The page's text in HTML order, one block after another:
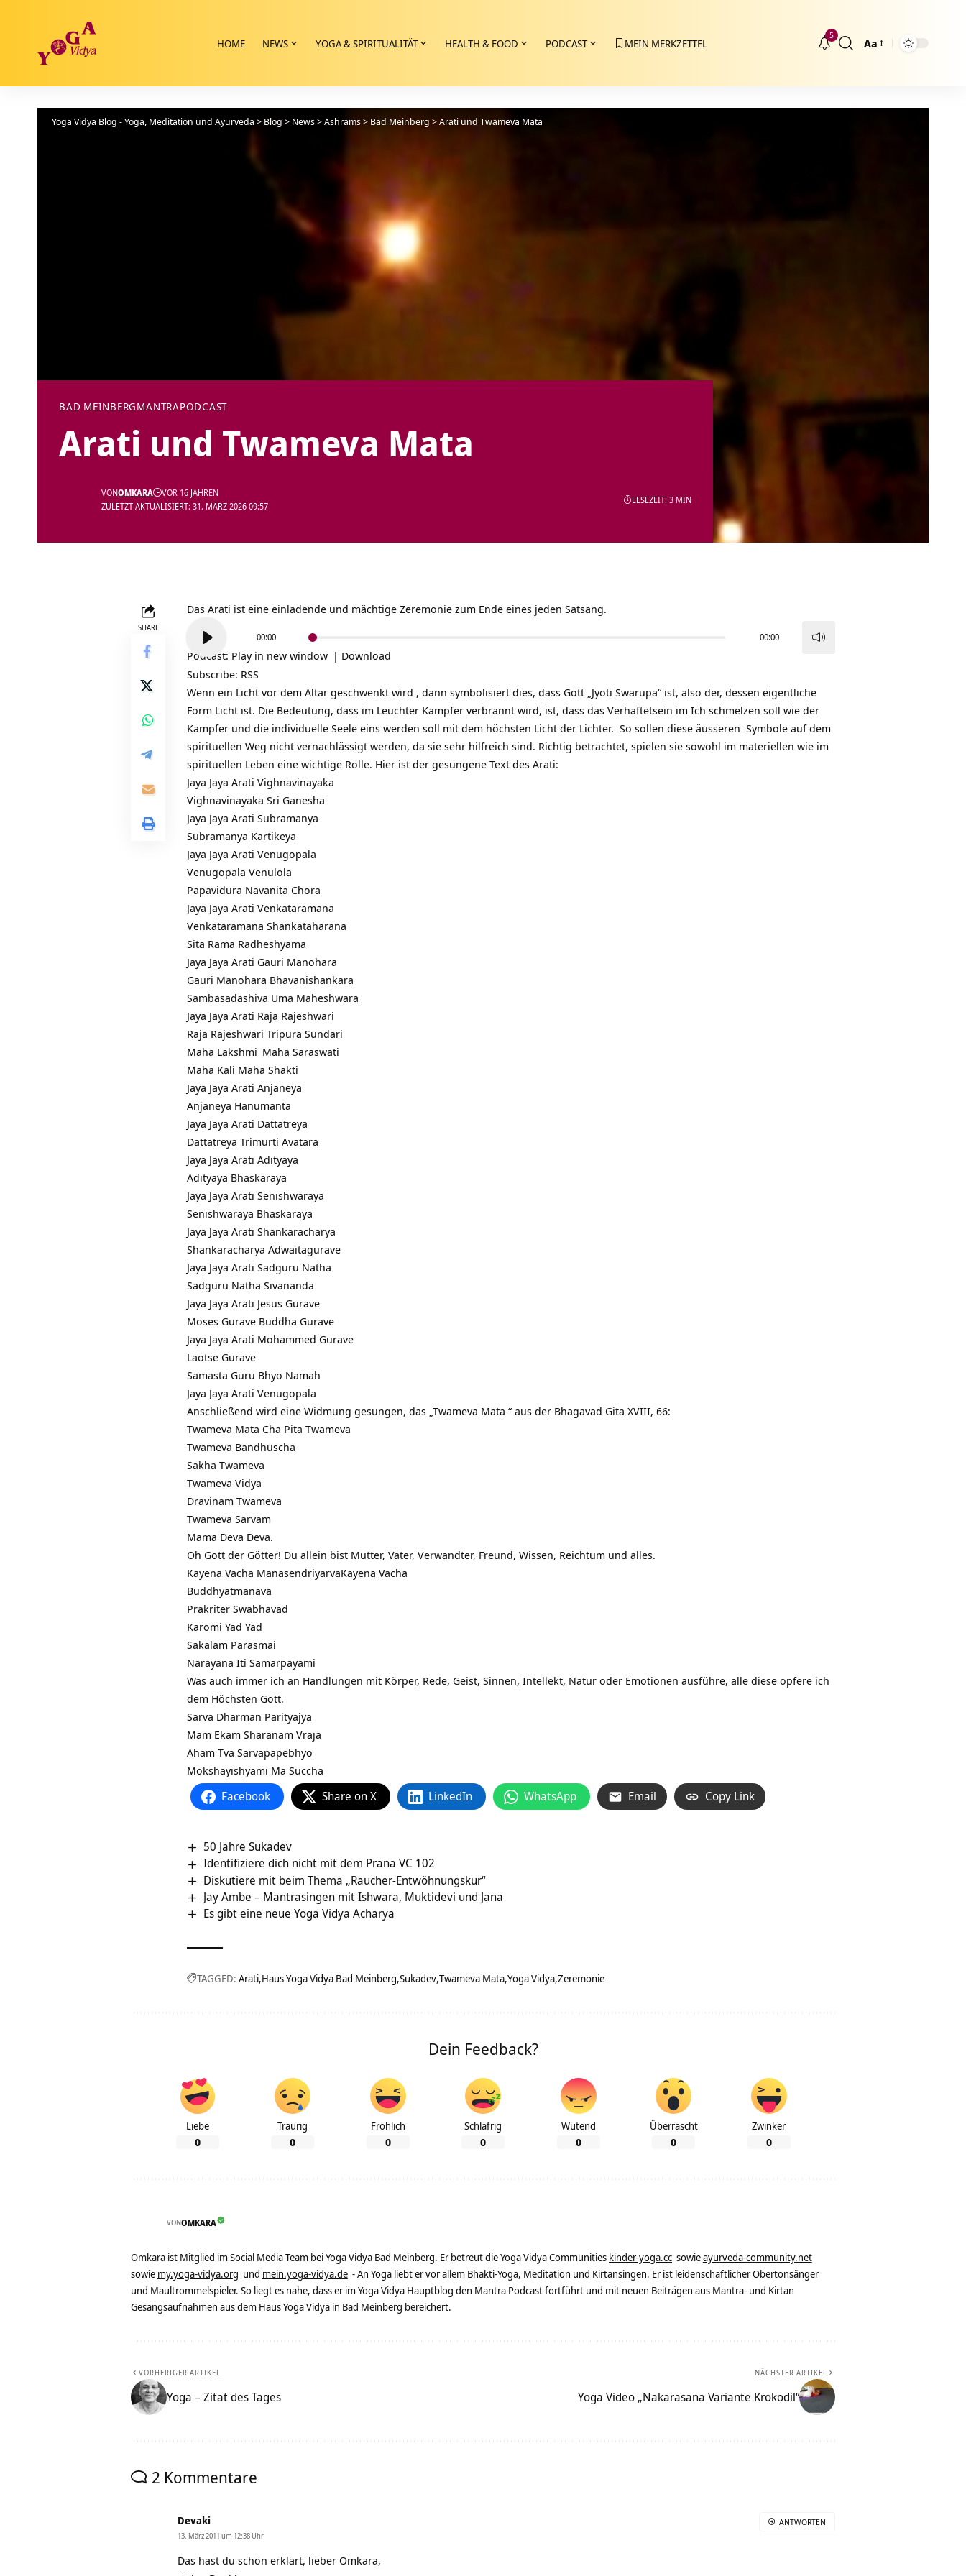
HOME NEWS YOGA & SPIRITUALITÄT HEALTH & FOOD PODCAST MEIN MERKZETTEL
5
Größenänderung
Aa
Yoga Vidya Blog - Yoga, Meditation und Ayurveda > Blog > News>Ashrams> Bad Meinberg >Arati und Twameva Mata
BAD MEINBERGMANTRAPODCAST
Arati und Twameva Mata
ZULETZT AKTUALISIERT: 31. MÄRZ 2026 09:57
VONOMKARA VOR 16 JAHREN
LESEZEIT: 3 MIN
SHARE
Das Arati ist eine einladende und mächtige Zeremonie zum Ende eines jeden Satsang.
Player
00:00 00:00
Podcast: Play in new window | Download
Subscribe: RSS
Wenn ein Licht vor dem Altar geschwenkt wird , dann symbolisiert dies, dass Gott „Jyoti Swarupa“ ist, also der, dessen eigentliche
Form Licht ist. Die Bedeutung, dass im Leuchter Kampfer verbrannt wird, ist, dass das Verhaftetsein im Ich schmelzen soll wie der
Kampfer und die individuelle Seele eins werden soll mit dem höchsten Licht der Lichter. So sollen diese äusseren Symbole auf dem
spirituellen Weg nicht vernachlässigt werden, da sie sehr hilfreich sind. Richtig betrachtet, spielen sie sowohl im materiellen wie im
spirituellen Leben eine wichtige Rolle. Hier ist der gesungene Text des Arati:
Jaya Jaya Arati Vighnavinayaka
Vighnavinayaka Sri Ganesha
Jaya Jaya Arati Subramanya
Subramanya Kartikeya
Jaya Jaya Arati Venugopala
Venugopala Venulola
Papavidura Navanita Chora
Jaya Jaya Arati Venkataramana
Venkataramana Shankataharana
Sita Rama Radheshyama
Jaya Jaya Arati Gauri Manohara
Gauri Manohara Bhavanishankara
Sambasadashiva Uma Maheshwara
Jaya Jaya Arati Raja Rajeshwari
Raja Rajeshwari Tripura Sundari
Maha Lakshmi Maha Saraswati
Maha Kali Maha Shakti
Jaya Jaya Arati Anjaneya
Anjaneya Hanumanta
Jaya Jaya Arati Dattatreya
Dattatreya Trimurti Avatara
Jaya Jaya Arati Adityaya
Adityaya Bhaskaraya
Jaya Jaya Arati Senishwaraya
Senishwaraya Bhaskaraya
Jaya Jaya Arati Shankaracharya
Shankaracharya Adwaitagurave
Jaya Jaya Arati Sadguru Natha
Sadguru Natha Sivananda
Jaya Jaya Arati Jesus Gurave
Moses Gurave Buddha Gurave
Jaya Jaya Arati Mohammed Gurave
Laotse Gurave
Samasta Guru Bhyo Namah
Jaya Jaya Arati Venugopala
Anschließend wird eine Widmung gesungen, das „Twameva Mata “ aus der Bhagavad Gita XVIII, 66:
Twameva Mata Cha Pita Twameva
Twameva Bandhuscha
Sakha Twameva
Twameva Vidya
Dravinam Twameva
Twameva Sarvam
Mama Deva Deva.
Oh Gott der Götter! Du allein bist Mutter, Vater, Verwandter, Freund, Wissen, Reichtum und alles.
Kayena Vacha ManasendriyarvaKayena Vacha
Buddhyatmanava
Prakriter Swabhavad
Karomi Yad Yad
Sakalam Parasmai
Narayana Iti Samarpayami
Was auch immer ich an Handlungen mit Körper, Rede, Geist, Sinnen, Intellekt, Natur oder Emotionen ausführe, alle diese opfere ich
dem Höchsten Gott.
Sarva Dharman Parityajya
Mam Ekam Sharanam Vraja
Aham Tva Sarvapapebhyo
Mokshayishyami Ma Succha
Facebook Share on X LinkedIn WhatsApp Email Copy Link
50 Jahre Sukadev
Identifiziere dich nicht mit dem Prana VC 102
Diskutiere mit beim Thema „Raucher-Entwöhnungskur“
Jay Ambe – Mantrasingen mit Ishwara, Muktidevi und Jana
Es gibt eine neue Yoga Vidya Acharya
TAGGED: Arati Haus Yoga Vidya Bad Meinberg Sukadev Twameva Mata Yoga Vidya Zeremonie
Dein Feedback?
Liebe
0
Traurig
0
Fröhlich
0
Schläfrig
0
Wütend
0
Überrascht
0
Zwinker
0
VONOMKARA
Omkara ist Mitglied im Social Media Team bei Yoga Vidya Bad Meinberg. Er betreut die Yoga Vidya Communities kinder-yoga.cc sowieayurveda-community.net
sowie my.yoga-vidya.org und mein.yoga-vidya.de - An Yoga liebt er vor allem Bhakti-Yoga, Meditation und Kirtansingen. Er ist leidenschaftlicher Obertonsänger
und Maultrommelspieler. So liegt es nahe, dass er im Yoga Vidya Hauptblog den Mantra Podcast fortführt und mit neuen Beiträgen aus Mantra- und Kirtan
Gesangsaufnahmen aus dem Haus Yoga Vidya in Bad Meinberg bereichert.
VORHERIGER ARTIKEL
Yoga – Zitat des Tages
NÄCHSTER ARTIKEL
Yoga Video „Nakarasana Variante Krokodil“
2 Kommentare
Devaki
13. März 2011 um 12:38 Uhr
Das hast du schön erklärt, lieber Omkara,
ANTWORTEN